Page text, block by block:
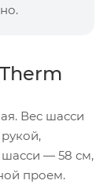
Вес шасси
шасси — 58 см,
проем.